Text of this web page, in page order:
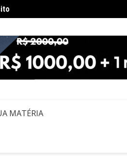
Polícia Federal indicia 16
MATÉRIA